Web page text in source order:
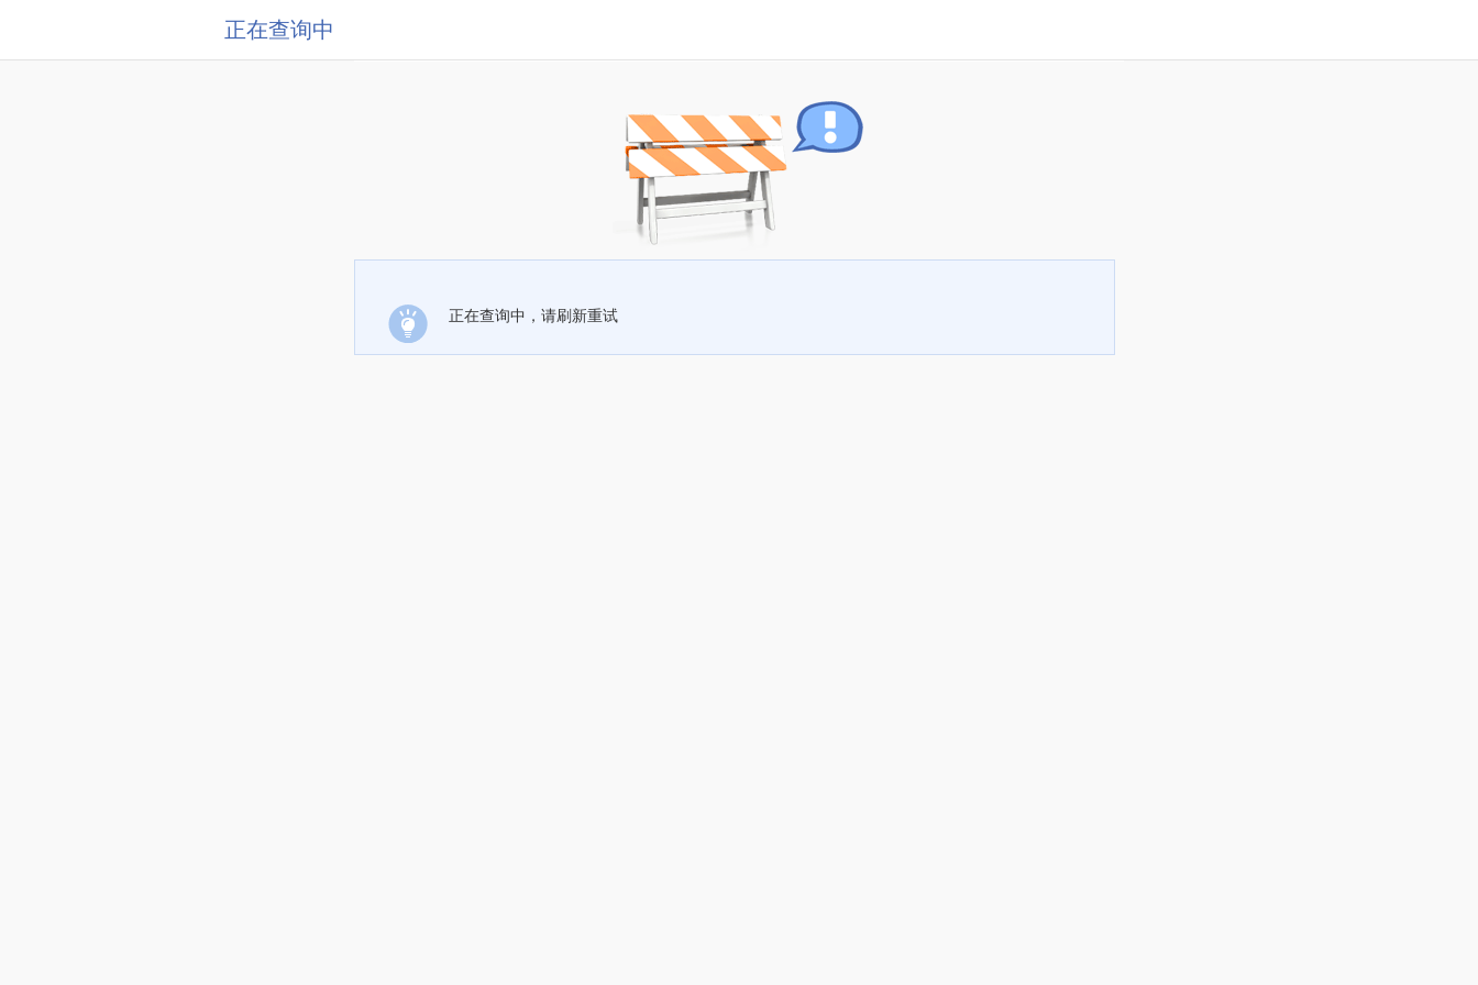
正在查询中
正在查询中，请刷新重试